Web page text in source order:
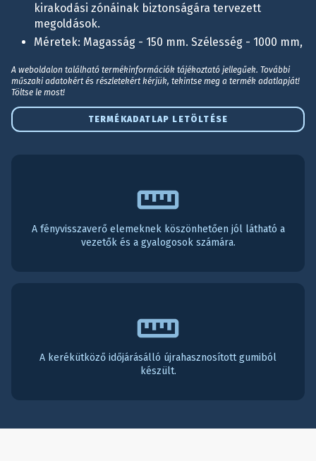
kirakodási zónáinak biztonságára tervezett
megoldások.
Méretek: Magasság - 150 mm. Szélesség - 1000 mm,
A weboldalon található termékinformációk tájékoztató jellegűek. További
műszaki adatokért és részletekért kérjük, tekintse meg a termék adatlapját!
Töltse le most!
TERMÉKADATLAP LETÖLTÉSE
A fényvisszaverő elemeknek köszönhetően jól látható a
vezetők és a gyalogosok számára.
A kerékütköző időjárásálló újrahasznosított gumiból
készült.